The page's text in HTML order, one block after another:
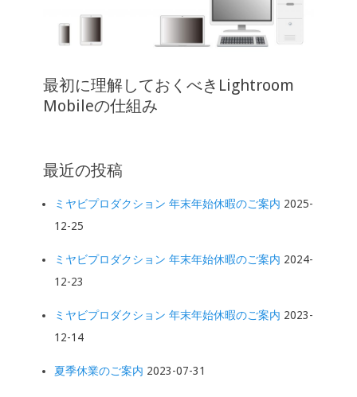
最初に理解しておくべきLightroom
Mobileの仕組み
最近の投稿
ミヤビプロダクション 年末年始休暇のご案内 2025-
12-25
ミヤビプロダクション 年末年始休暇のご案内 2024-
12-23
ミヤビプロダクション 年末年始休暇のご案内 2023-
12-14
夏季休業のご案内 2023-07-31